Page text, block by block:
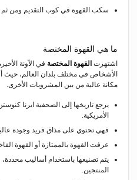
سكب القهوة في كوب التقديم ومن ثم
ما هي القهوة المختصة
اشتهرت القهوة المختصة في الآونة
الأشخاص في مختلف بلدان العالم،
مكانة عالية من بين المشروبات الأخرى.
الأمريكية.
فهي تحتوي على مذاق فريد وجودة عالية
عرفت القهوة بالممتازة أو القهوة
يتم تصنيعها باستخدام أساليب
المنتجين.